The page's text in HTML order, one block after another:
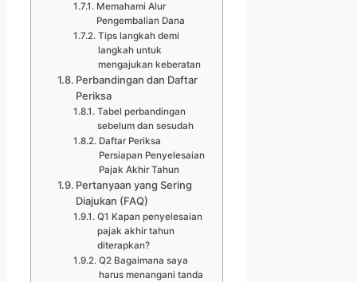
Memahami Alur
Pengembalian Dana
Tips langkah demi
langkah untuk
mengajukan keberatan
Perbandingan dan Daftar
Periksa
Tabel perbandingan
sebelum dan sesudah
Daftar Periksa
Persiapan Penyelesaian
Pajak Akhir Tahun
Pertanyaan yang Sering
Diajukan (FAQ)
Q1 Kapan penyelesaian
pajak akhir tahun
diterapkan?
Q2 Bagaimana saya
harus menangani tanda